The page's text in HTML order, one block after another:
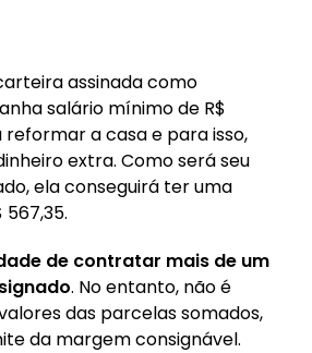
assinada como
salário mínimo de R$
reformar a casa e para isso,
extra. Como será seu
ela conseguirá ter uma
de contratar mais de um
. No entanto, não é
das parcelas somados,
da margem consignável.